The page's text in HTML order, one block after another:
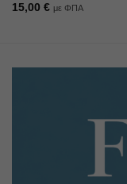
15,00 € με ΦΠΑ